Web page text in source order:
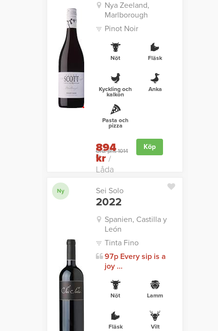
Nya Zeeland,
Marlborough
Pinot Noir
Nöt Fläsk
Kyckling och
kalkon
Anka
Pasta och
pizza
Ord. pris 1014
kr
894
kr/
Låda
Köp
Ny Sei Solo
2022
Spanien, Castilla y
León
Tinta Fino
97p Every sip is a
joy ...
Nöt Lamm
Fläsk Vilt